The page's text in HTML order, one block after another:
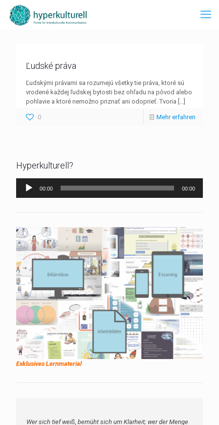
Ľudské práva
Ľudskými právami sa rozumejú všetky tie práva, ktoré sú
vrodené každej ľudskej bytosti bez ohľadu na pôvod alebo
pohlavie a ktoré nemožno priznať ani odoprieť. Tvoria […]
0 Mehr erfahren
Hyperkulturell?
Audio-
Player
00:00 00:00
Exklusives Lernmaterial
Wer sich tief weiß, bemüht sich um Klarheit; wer der Menge